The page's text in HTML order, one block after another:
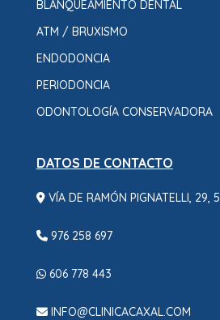
BLANQUEAMIENTO DENTAL
ATM / BRUXISMO
ENDODONCIA
PERIODONCIA
ODONTOLOGÍA CONSERVADORA
DATOS DE CONTACTO
VÍA DE RAMÓN PIGNATELLI, 29,
976 258 697
606 778 443
INFO@CLINICACAXAL.COM